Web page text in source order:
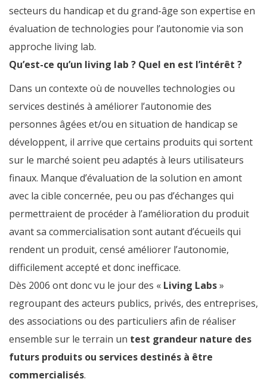
secteurs du handicap et du grand-âge son expertise en
évaluation de technologies pour l’autonomie via son
approche living lab.
Qu’est-ce qu’un living lab ? Quel en est l’intérêt ?
Dans un contexte où de nouvelles technologies ou
services destinés à améliorer l’autonomie des
personnes âgées et/ou en situation de handicap se
développent, il arrive que certains produits qui sortent
sur le marché soient peu adaptés à leurs utilisateurs
finaux. Manque d’évaluation de la solution en amont
avec la cible concernée, peu ou pas d’échanges qui
permettraient de procéder à l’amélioration du produit
avant sa commercialisation sont autant d’écueils qui
rendent un produit, censé améliorer l’autonomie,
difficilement accepté et donc inefficace.
Dès 2006 ont donc vu le jour des « Living Labs»
regroupant des acteurs publics, privés, des entreprises,
des associations ou des particuliers afin de réaliser
ensemble sur le terrain un test grandeur nature des
futurs produits ou services destinés à être
commercialisés.